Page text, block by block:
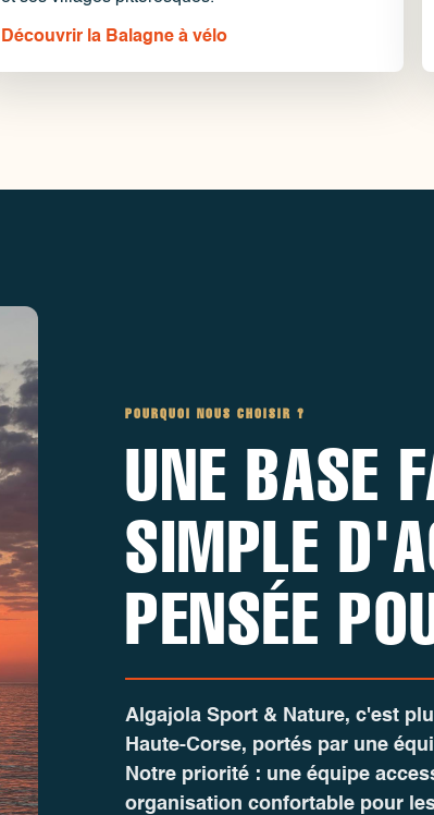
Découvrir la Balagne à vélo
POURQUOI NOUS CHOISIR ?
UNE BASE
SIMPLE
PENSÉE
Algajola Sport & Nature, c'est
Haute-Corse, portés par une
Notre priorité : une équipe
organisation confortable pour